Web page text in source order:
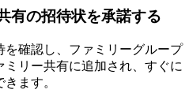
有の招待状を承諾する
を確認し、ファミリーグループ
リー共有に追加され、すぐに
ます。